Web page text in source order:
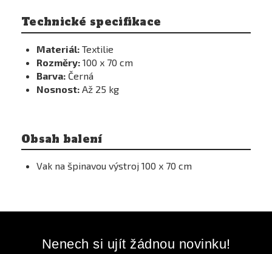
Technické specifikace
Materiál: Textilie
Rozměry: 100 x 70 cm
Barva: Černá
Nosnost: Až 25 kg
Obsah balení
Vak na špinavou výstroj 100 x 70 cm
Nenech si ujít žádnou novinku!